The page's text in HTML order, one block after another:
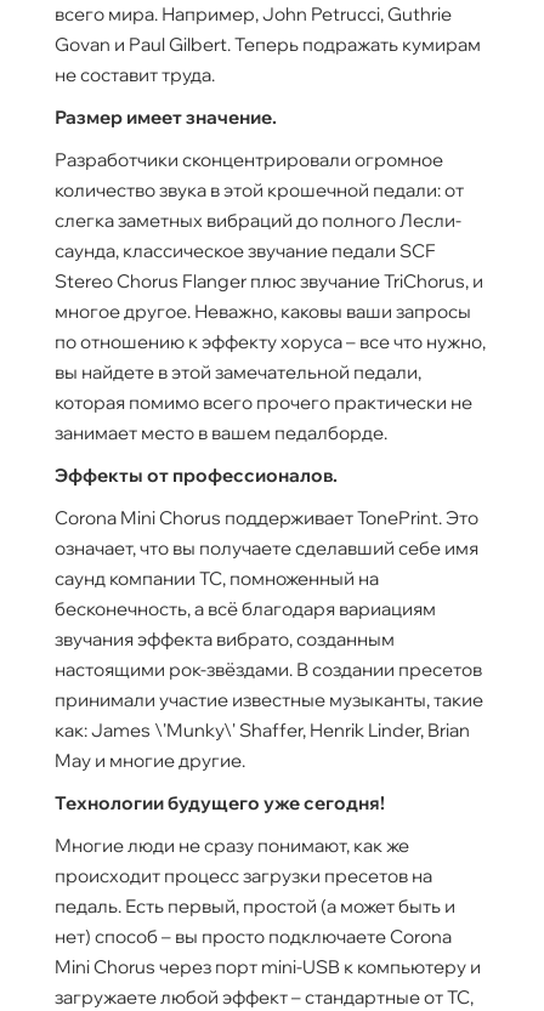
всего мира. Например, John Petrucci, Guthrie
Govan и Paul Gilbert. Теперь подражать кумирам
не составит труда.
Размер имеет значение.
Разработчики сконцентрировали огромное
количество звука в этой крошечной педали: от
слегка заметных вибраций до полного Лесли-
саунда, классическое звучание педали SCF
Stereo Chorus Flanger плюс звучание TriChorus, и
многое другое. Неважно, каковы ваши запросы
по отношению к эффекту хоруса – все что нужно,
вы найдете в этой замечательной педали,
которая помимо всего прочего практически не
занимает место в вашем педалборде.
Эффекты от профессионалов.
Corona Mini Chorus поддерживает TonePrint. Это
означает, что вы получаете сделавший себе имя
саунд компании TC, помноженный на
бесконечность, а всё благодаря вариациям
звучания эффекта вибрато, созданным
настоящими рок-звёздами. В создании пресетов
принимали участие известные музыканты, такие
как: James \'Munky\' Shaffer, Henrik Linder, Brian
May и многие другие.
Технологии будущего уже сегодня!
Многие люди не сразу понимают, как же
происходит процесс загрузки пресетов на
педаль. Есть первый, простой (а может быть и
нет) способ – вы просто подключаете Corona
Mini Chorus через порт mini-USB к компьютеру и
загружаете любой эффект – стандартные от TC,